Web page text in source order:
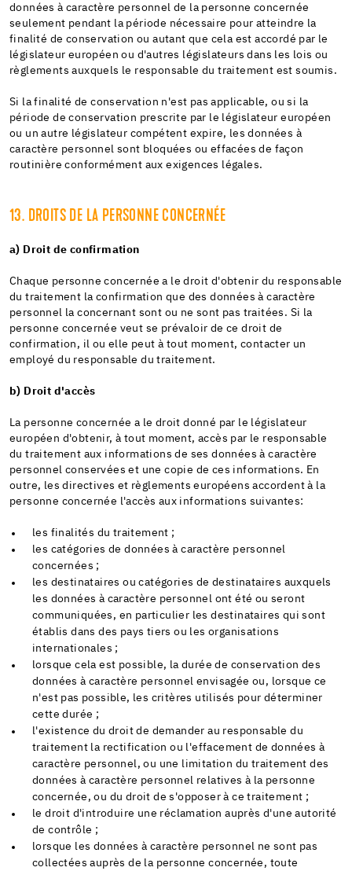
données à caractère personnel de la personne concernée
seulement pendant la période nécessaire pour atteindre la
finalité de conservation ou autant que cela est accordé par le
législateur européen ou d'autres législateurs dans les lois ou
règlements auxquels le responsable du traitement est soumis.
Si la finalité de conservation n'est pas applicable, ou si la
période de conservation prescrite par le législateur européen
ou un autre législateur compétent expire, les données à
caractère personnel sont bloquées ou effacées de façon
routinière conformément aux exigences légales.
13. DROITS DE LA PERSONNE CONCERNÉE
a) Droit de confirmation
Chaque personne concernée a le droit d'obtenir du responsable
du traitement la confirmation que des données à caractère
personnel la concernant sont ou ne sont pas traitées. Si la
personne concernée veut se prévaloir de ce droit de
confirmation, il ou elle peut à tout moment, contacter un
employé du responsable du traitement.
b) Droit d'accès
La personne concernée a le droit donné par le législateur
européen d'obtenir, à tout moment, accès par le responsable
du traitement aux informations de ses données à caractère
personnel conservées et une copie de ces informations. En
outre, les directives et règlements européens accordent à la
personne concernée l'accès aux informations suivantes:
les finalités du traitement ;
les catégories de données à caractère personnel
concernées ;
les destinataires ou catégories de destinataires auxquels
les données à caractère personnel ont été ou seront
communiquées, en particulier les destinataires qui sont
établis dans des pays tiers ou les organisations
internationales ;
lorsque cela est possible, la durée de conservation des
données à caractère personnel envisagée ou, lorsque ce
n'est pas possible, les critères utilisés pour déterminer
cette durée ;
l'existence du droit de demander au responsable du
traitement la rectification ou l'effacement de données à
caractère personnel, ou une limitation du traitement des
données à caractère personnel relatives à la personne
concernée, ou du droit de s'opposer à ce traitement ;
le droit d'introduire une réclamation auprès d'une autorité
de contrôle ;
lorsque les données à caractère personnel ne sont pas
collectées auprès de la personne concernée, toute